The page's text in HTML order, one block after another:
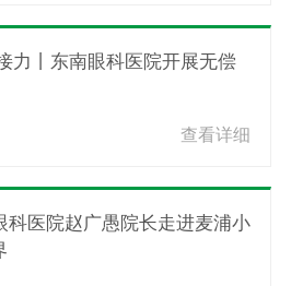
力丨东南眼科医院开展无偿
查看详细
科医院赵广愚院长走进麦浦小